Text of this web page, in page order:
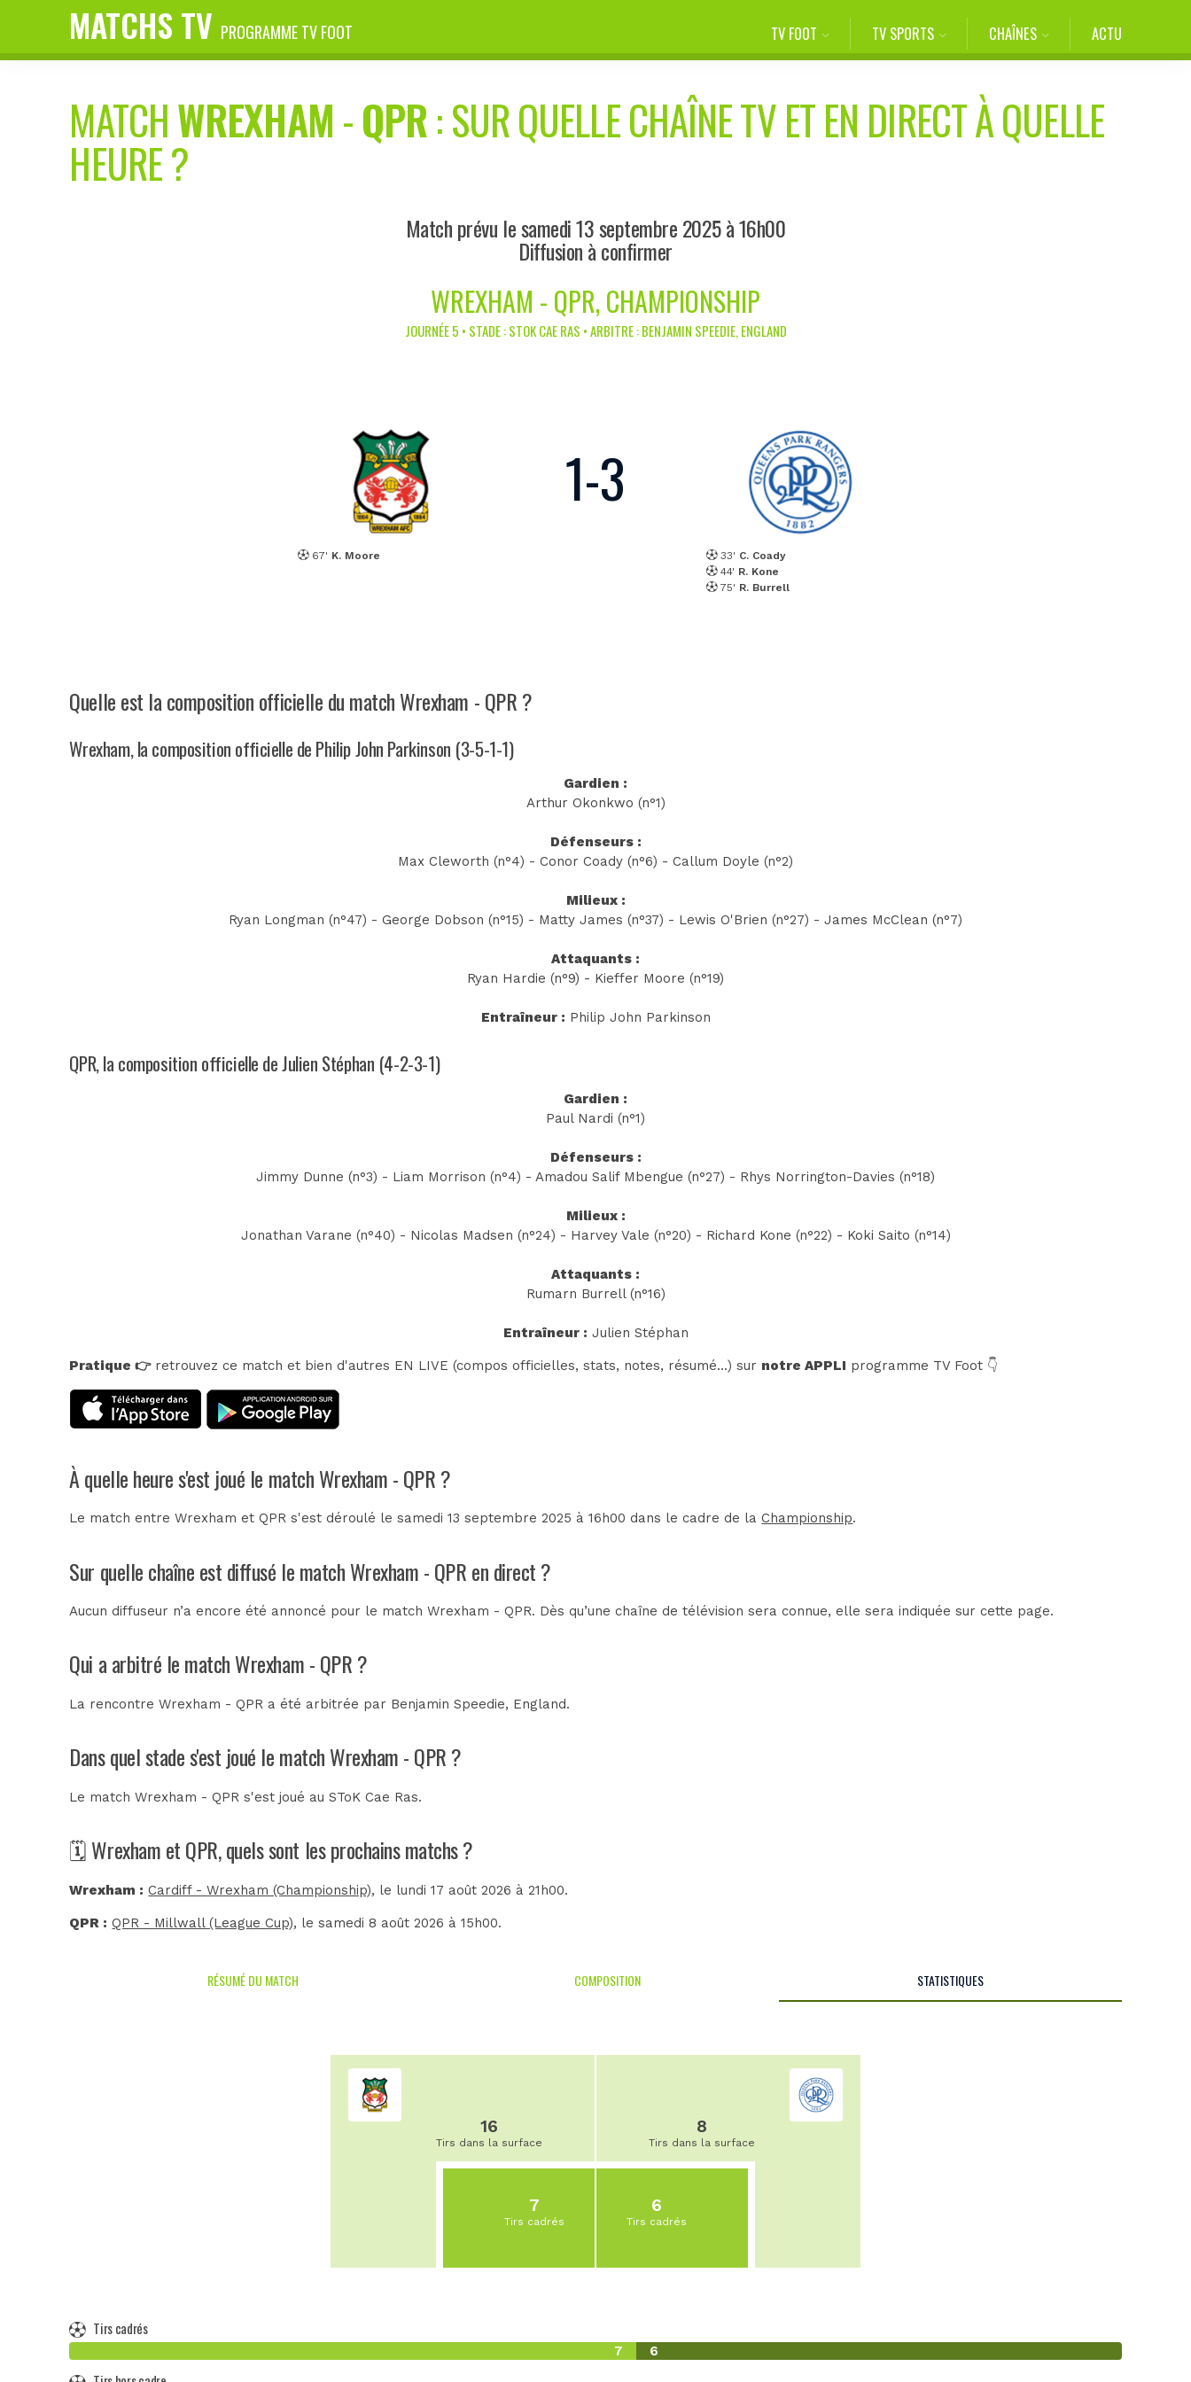
MATCHS TV PROGRAMME TV FOOT TV FOOT TV SPORTS CHAÎNES ACTU
MATCHWREXHAM-QPR: SUR QUELLE CHAÎNE TV ET EN DIRECT À QUELLE
HEURE ?
Match prévu le samedi 13 septembre 2025 à 16h00
Diffusion à confirmer
WREXHAM - QPR, CHAMPIONSHIP
JOURNÉE 5 • STADE : STOK CAE RAS • ARBITRE : BENJAMIN SPEEDIE, ENGLAND
67' K. Moore
1-3
33' C. Coady
44' R. Kone
75' R. Burrell
Quelle est la composition officielle du match Wrexham - QPR ?
Wrexham, la composition officielle de Philip John Parkinson (3-5-1-1)
Gardien :
Arthur Okonkwo (n°1)
Défenseurs :
Max Cleworth (n°4) - Conor Coady (n°6) - Callum Doyle (n°2)
Milieux :
Ryan Longman (n°47) - George Dobson (n°15) - Matty James (n°37) - Lewis O'Brien (n°27) - James McClean (n°7)
Attaquants :
Ryan Hardie (n°9) - Kieffer Moore (n°19)
Entraîneur : Philip John Parkinson
QPR, la composition officielle de Julien Stéphan (4-2-3-1)
Gardien :
Paul Nardi (n°1)
Défenseurs :
Jimmy Dunne (n°3) - Liam Morrison (n°4) - Amadou Salif Mbengue (n°27) - Rhys Norrington-Davies (n°18)
Milieux :
Jonathan Varane (n°40) - Nicolas Madsen (n°24) - Harvey Vale (n°20) - Richard Kone (n°22) - Koki Saito (n°14)
Attaquants :
Rumarn Burrell (n°16)
Entraîneur : Julien Stéphan
Pratique 👉retrouvez ce match et bien d'autres EN LIVE (compos officielles, stats, notes, résumé...) sur notre APPLI programme TV Foot 👇
À quelle heure s'est joué le match Wrexham - QPR ?
Le match entre Wrexham et QPR s'est déroulé le samedi 13 septembre 2025 à 16h00 dans le cadre de laChampionship.
Sur quelle chaîne est diffusé le match Wrexham - QPR en direct ?
Aucun diffuseur n’a encore été annoncé pour le match Wrexham - QPR. Dès qu’une chaîne de télévision sera connue, elle sera indiquée sur cette page.
Qui a arbitré le match Wrexham - QPR ?
La rencontre Wrexham - QPR a été arbitrée par Benjamin Speedie, England.
Dans quel stade s'est joué le match Wrexham - QPR ?
Le match Wrexham - QPR s'est joué auSToK Cae Ras.
🗓️ Wrexham et QPR, quels sont les prochains matchs ?
Wrexham : Cardiff - Wrexham (Championship), le lundi 17 août 2026 à 21h00.
QPR : QPR - Millwall (League Cup), le samedi 8 août 2026 à 15h00.
RÉSUMÉ DU MATCH COMPOSITION STATISTIQUES
16
Tirs dans la surface
7
Tirs cadrés
8
Tirs dans la surface
6
Tirs cadrés
Tirs cadrés
7 6